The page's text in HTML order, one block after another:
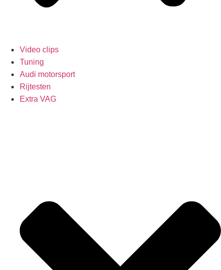
Video clips
Tuning
Audi motorsport
Rijtesten
Extra VAG